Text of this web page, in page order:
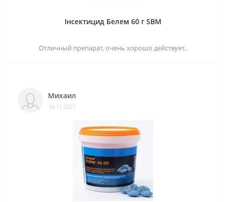
Інсектицид Белем 60 г SBM
Отличный препарат, очень хорошо действует..
Михаил
16.11.2021